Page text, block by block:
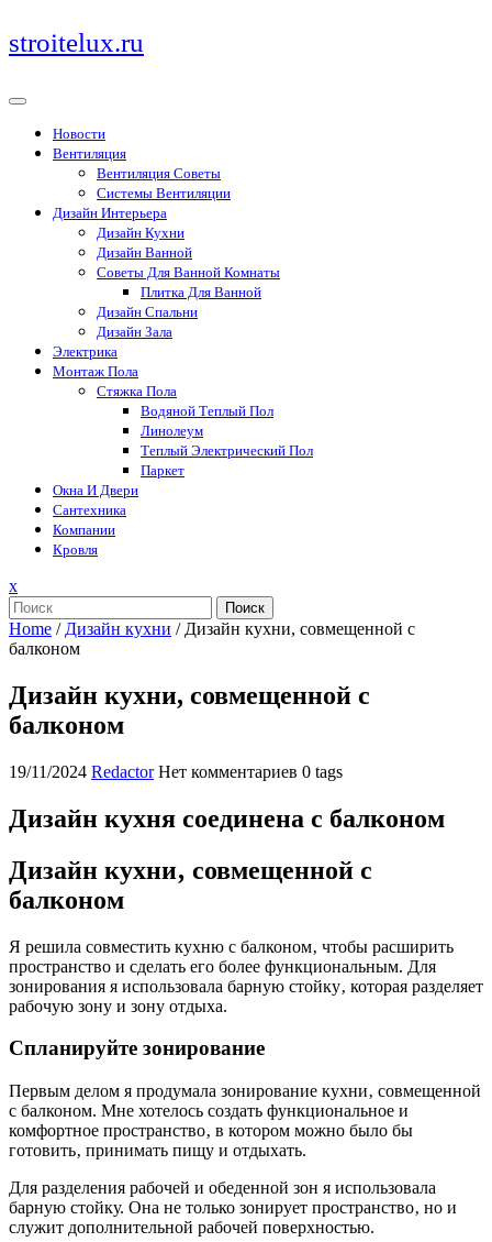
Перейти
к
stroitelux.ru
Новости
Вентиляция
Вентиляция Советы
Системы Вентиляции
Дизайн Интерьера
Дизайн Кухни
Дизайн Ванной
Советы Для Ванной Комнаты
Плитка Для Ванной
Дизайн Спальни
Дизайн Зала
Электрика
Монтаж Пола
Стяжка Пола
Водяной Теплый Пол
Линолеум
Теплый Электрический Пол
Паркет
Окна И Двери
Сантехника
Компании
Кровля
xЗакрыть
меню
Поиск
Home / Дизайн кухни / Дизайн кухни, совмещенной с
балконом
Дизайн кухни, совмещенной с
балконом
19/11/2024 Redactor Нет комментариев 0 tags
Дизайн кухня соединена с балконом
Дизайн кухни‚ совмещенной с
балконом
Я решила совместить кухню с балконом‚ чтобы расширить
пространство и сделать его более функциональным. Для
зонирования я использовала барную стойку‚ которая разделяет
рабочую зону и зону отдыха.
Спланируйте зонирование
Первым делом я продумала зонирование кухни‚ совмещенной
с балконом. Мне хотелось создать функциональное и
комфортное пространство‚ в котором можно было бы
готовить‚ принимать пищу и отдыхать.
Для разделения рабочей и обеденной зон я использовала
барную стойку. Она не только зонирует пространство‚ но и
служит дополнительной рабочей поверхностью.